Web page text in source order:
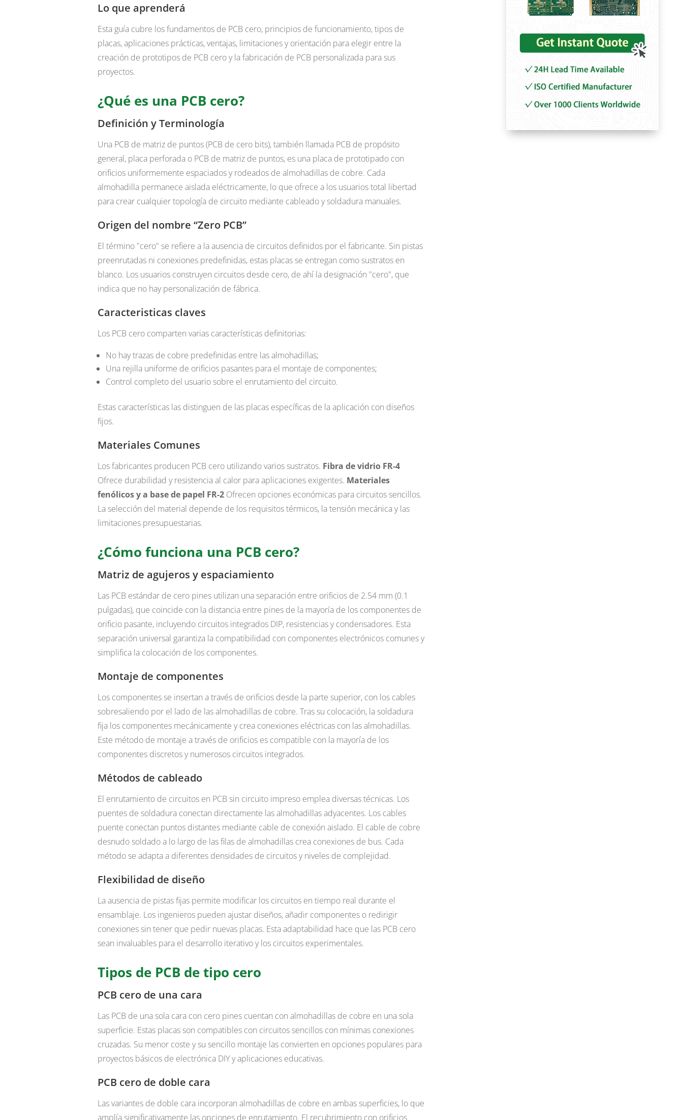
Lo que aprenderá
Esta guía cubre los fundamentos de PCB cero, principios de funcionamiento, tipos de
placas, aplicaciones prácticas, ventajas, limitaciones y orientación para elegir entre la
creación de prototipos de PCB cero y la fabricación de PCB personalizada para sus
proyectos.
¿Qué es una PCB cero?
Definición y Terminología
Una PCB de matriz de puntos (PCB de cero bits), también llamada PCB de propósito
general, placa perforada o PCB de matriz de puntos, es una placa de prototipado con
orificios uniformemente espaciados y rodeados de almohadillas de cobre. Cada
almohadilla permanece aislada eléctricamente, lo que ofrece a los usuarios total libertad
para crear cualquier topología de circuito mediante cableado y soldadura manuales.
Origen del nombre “Zero PCB”
El término "cero" se refiere a la ausencia de circuitos definidos por el fabricante. Sin pistas
preenrutadas ni conexiones predefinidas, estas placas se entregan como sustratos en
blanco. Los usuarios construyen circuitos desde cero, de ahí la designación "cero", que
indica que no hay personalización de fábrica.
Caracteristicas claves
Los PCB cero comparten varias características definitorias:
No hay trazas de cobre predefinidas entre las almohadillas;
Una rejilla uniforme de orificios pasantes para el montaje de componentes;
Control completo del usuario sobre el enrutamiento del circuito.
Estas características las distinguen de las placas específicas de la aplicación con diseños
fijos.
Materiales Comunes
Los fabricantes producen PCB cero utilizando varios sustratos. Fibra de vidrio FR-4
Ofrece durabilidad y resistencia al calor para aplicaciones exigentes. Materiales
fenólicos y a base de papel FR-2Ofrecen opciones económicas para circuitos sencillos.
La selección del material depende de los requisitos térmicos, la tensión mecánica y las
limitaciones presupuestarias.
¿Cómo funciona una PCB cero?
Matriz de agujeros y espaciamiento
Las PCB estándar de cero pines utilizan una separación entre orificios de 2.54 mm (0.1
pulgadas), que coincide con la distancia entre pines de la mayoría de los componentes de
orificio pasante, incluyendo circuitos integrados DIP, resistencias y condensadores. Esta
separación universal garantiza la compatibilidad con componentes electrónicos comunes y
simplifica la colocación de los componentes.
Montaje de componentes
Los componentes se insertan a través de orificios desde la parte superior, con los cables
sobresaliendo por el lado de las almohadillas de cobre. Tras su colocación, la soldadura
fija los componentes mecánicamente y crea conexiones eléctricas con las almohadillas.
Este método de montaje a través de orificios es compatible con la mayoría de los
componentes discretos y numerosos circuitos integrados.
Métodos de cableado
El enrutamiento de circuitos en PCB sin circuito impreso emplea diversas técnicas. Los
puentes de soldadura conectan directamente las almohadillas adyacentes. Los cables
puente conectan puntos distantes mediante cable de conexión aislado. El cable de cobre
desnudo soldado a lo largo de las filas de almohadillas crea conexiones de bus. Cada
método se adapta a diferentes densidades de circuitos y niveles de complejidad.
Flexibilidad de diseño
La ausencia de pistas fijas permite modificar los circuitos en tiempo real durante el
ensamblaje. Los ingenieros pueden ajustar diseños, añadir componentes o redirigir
conexiones sin tener que pedir nuevas placas. Esta adaptabilidad hace que las PCB cero
sean invaluables para el desarrollo iterativo y los circuitos experimentales.
Tipos de PCB de tipo cero
PCB cero de una cara
Las PCB de una sola cara con cero pines cuentan con almohadillas de cobre en una sola
superficie. Estas placas son compatibles con circuitos sencillos con mínimas conexiones
cruzadas. Su menor coste y su sencillo montaje las convierten en opciones populares para
proyectos básicos de electrónica DIY y aplicaciones educativas.
PCB cero de doble cara
Las variantes de doble cara incorporan almohadillas de cobre en ambas superficies, lo que
amplía significativamente las opciones de enrutamiento. El recubrimiento con orificios